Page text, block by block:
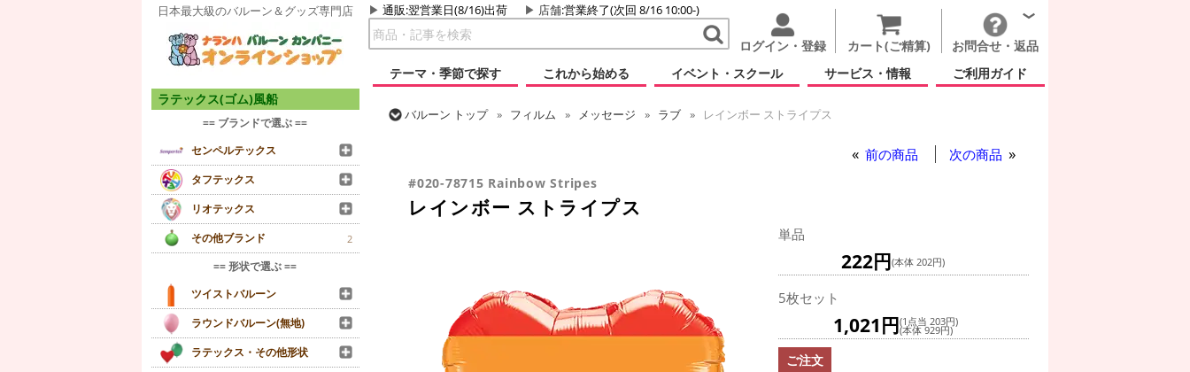
日本最大級のバルーン＆グッズ専門店 通販:翌営業日(8/16)出荷 店舗:営業終了(次回 8/16 10:00-)
ログイン・登録 カート(ご精算)
お問合せ・返品
テーマ・季節で探す
これから始める イベント・スクール サービス・情報 ご利用ガイド
ラテックス(ゴム)風船
== ブランドで選ぶ ==
センペルテックス
タフテックス
リオテックス
その他ブランド
2
== 形状で選ぶ ==
ツイストバルーン
ラウンドバルーン(無地)
ラテックス・その他形状
バルーン トップ フィルム メッセージ ラブ
レインボー ストライプス
前の商品 次の商品
#020-78715 Rainbow Stripes
レインボー ストライプス
単品
222円(本体 202円)
5枚セット
1,021円(1点当 203円)
(本体 929円)
ご注文